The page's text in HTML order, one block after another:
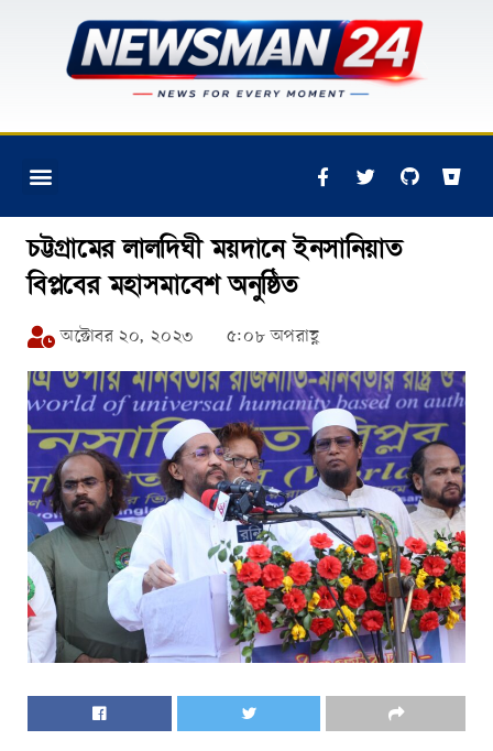
চট্টগ্রামের লালদিঘী ময়দানে ইনসানিয়াত
বিপ্লবের মহাসমাবেশ অনুষ্ঠিত
অক্টোবর ২০, ২০২৩ ৫:০৮ অপরাহ্ণ